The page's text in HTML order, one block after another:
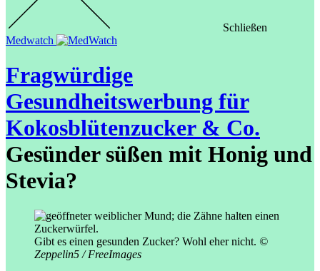
Schließen
Medwatch
Fragwürdige
Gesundheitswerbung für
Kokosblütenzucker & Co.
Gesünder süßen mit Honig und
Stevia?
Gibt es einen gesunden Zucker? Wohl eher nicht. ©
Zeppelin5 / FreeImages